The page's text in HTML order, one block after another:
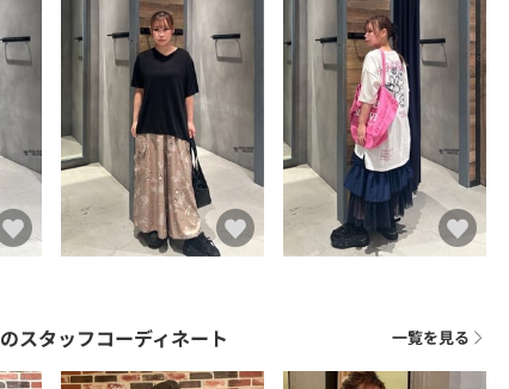
のスタッフコーディネート 一覧を見る